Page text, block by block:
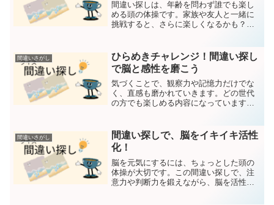
間違い探しは、年齢を問わず誰でも楽し
める頭の体操です。家族や友人と一緒に
挑戦すると、さらに楽しくなるかも？リ
を探してください間違いは5つです。回答
は下部にあります。ク...
間違いさがし
ひらめきチャレンジ！間違い探し
で脳と感性を磨こう
気づくことで、観察力や記憶力だけでな
く、直感も磨かれていきます。どの世代
の方でも楽しめる内容になっています！2
第一問目 第二問目 (adsbygoogle = win...
間違いさがし
間違い探しで、脳をイキイキ活性
化！
脳を元気にするには、ちょっとした頭の
体操が大切です。この間違い探しで、注
意力や判断力を鍛えながら、脳を活性化